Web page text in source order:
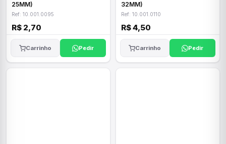
25MM)
Ref: 10.001.0095
R$ 2,70
Carrinho Pedir
32MM)
Ref: 10.001.0110
R$ 4,50
Carrinho Pedir